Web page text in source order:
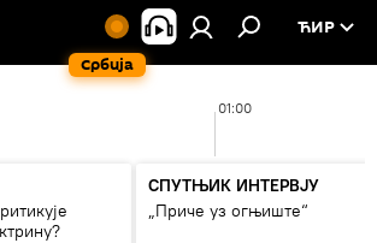
Србија
ЋИР
01:00
СПУТЊИК ИНТЕРВЈУ
„Приче уз огњиште“